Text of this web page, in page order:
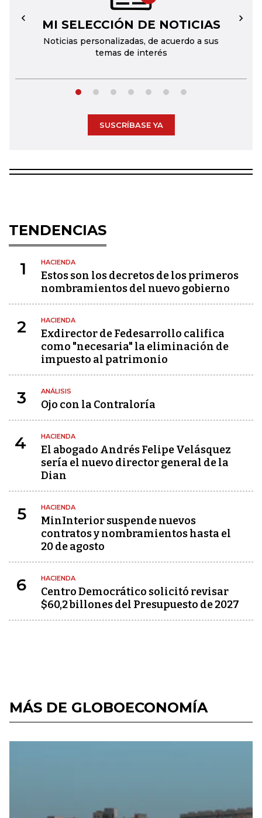
MI SELECCIÓN DE NOTICIAS
Noticias personalizadas, de acuerdo a sus
temas de interés
← →
SUSCRÍBASE YA
TENDENCIAS
1 HACIENDA
Estos son los decretos de los primeros
nombramientos del nuevo gobierno
2 HACIENDA
Exdirector de Fedesarrollo califica
como "necesaria" la eliminación de
impuesto al patrimonio
3 ANÁLISIS
Ojo con la Contraloría
4 HACIENDA
El abogado Andrés Felipe Velásquez
sería el nuevo director general de la
Dian
5 HACIENDA
MinInterior suspende nuevos
contratos y nombramientos hasta el
20 de agosto
6 HACIENDA
Centro Democrático solicitó revisar
$60,2 billones del Presupuesto de 2027
MÁS DE GLOBOECONOMÍA